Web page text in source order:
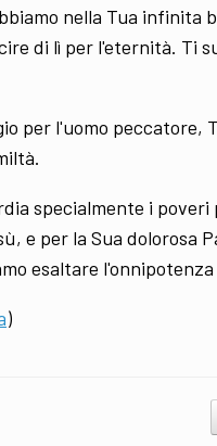
nella Tua infinita
di lì per l'eternità. Ti
per l'uomo peccatore,
specialmente i
e per la Sua dolorosa
esaltare
)